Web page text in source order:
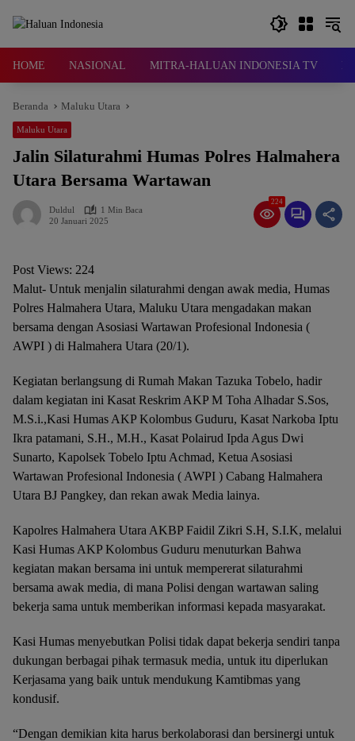
HOME NASIONAL MITRA-HALUAN INDONESIA TV
Beranda Maluku Utara
Maluku Utara
Jalin Silaturahmi Humas Polres Halmahera
Utara Bersama Wartawan
Duldul
1 Min Baca
20 Januari 2025
224
Post Views: 224
Malut- Untuk menjalin silaturahmi dengan awak media, Humas
Polres Halmahera Utara, Maluku Utara mengadakan makan
bersama dengan Asosiasi Wartawan Profesional Indonesia (
AWPI ) di Halmahera Utara (20/1).
Kegiatan berlangsung di Rumah Makan Tazuka Tobelo, hadir
dalam kegiatan ini Kasat Reskrim AKP M Toha Alhadar S.Sos,
M.S.i.,Kasi Humas AKP Kolombus Guduru, Kasat Narkoba Iptu
Ikra patamani, S.H., M.H., Kasat Polairud Ipda Agus Dwi
Sunarto, Kapolsek Tobelo Iptu Achmad, Ketua Asosiasi
Wartawan Profesional Indonesia ( AWPI ) Cabang Halmahera
Utara BJ Pangkey, dan rekan awak Media lainya.
Kapolres Halmahera Utara AKBP Faidil Zikri S.H, S.I.K, melalui
Kasi Humas AKP Kolombus Guduru menuturkan Bahwa
kegiatan makan bersama ini untuk mempererat silaturahmi
bersama awak media, di mana Polisi dengan wartawan saling
bekerja sama untuk memberikan informasi kepada masyarakat.
Kasi Humas menyebutkan Polisi tidak dapat bekerja sendiri tanpa
dukungan berbagai pihak termasuk media, untuk itu diperlukan
Kerjasama yang baik untuk mendukung Kamtibmas yang
kondusif.
“Dengan demikian kita harus berkolaborasi dan bersinergi untuk